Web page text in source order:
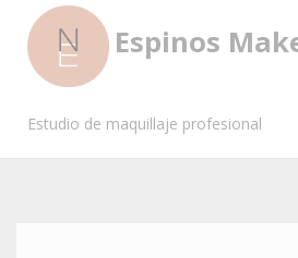
Espinos
Estudio de maquillaje profesional